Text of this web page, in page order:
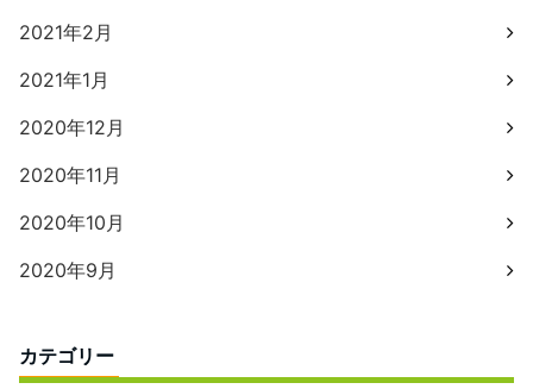
2021年2月
2021年1月
2020年12月
2020年11月
2020年10月
2020年9月
カテゴリー